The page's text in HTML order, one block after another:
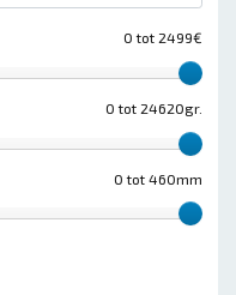
0 tot 2499€
0 tot 24620gr.
0 tot 460mm